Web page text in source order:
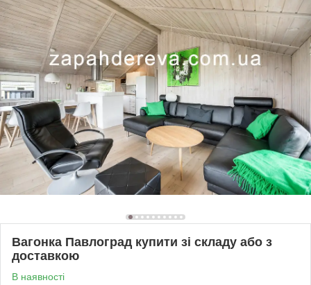
Вагонка Павлоград купити зі складу або з
доставкою
В наявності